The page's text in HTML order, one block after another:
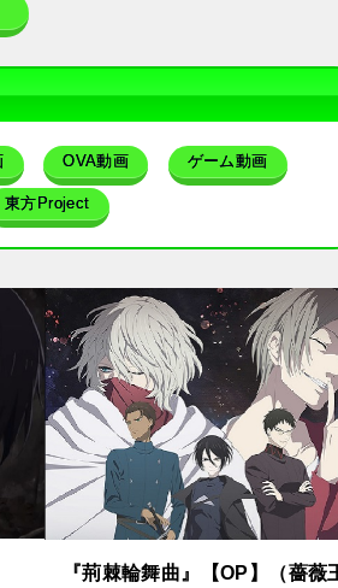
OVA動画 ゲーム動画
東方Project
『荊棘輪舞曲』【OP】（薔薇